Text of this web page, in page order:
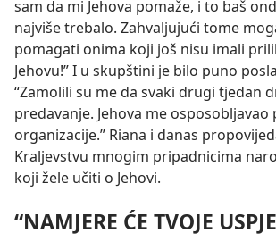
sam da mi Jehova pomaže, i to baš
najviše trebalo. Zahvaljujući tome
pomagati onima koji još nisu imali
Jehovu!” I u skupštini je bilo puno
“Zamolili su me da svaki drugi tjedan
predavanje. Jehova me osposobljavao
organizacije.” Riana i danas
Kraljevstvu mnogim pripadnicima
koji žele učiti o Jehovi.
“NAMJERE ĆE TVOJE